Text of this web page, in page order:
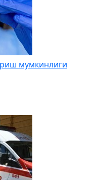
мумкинлиги